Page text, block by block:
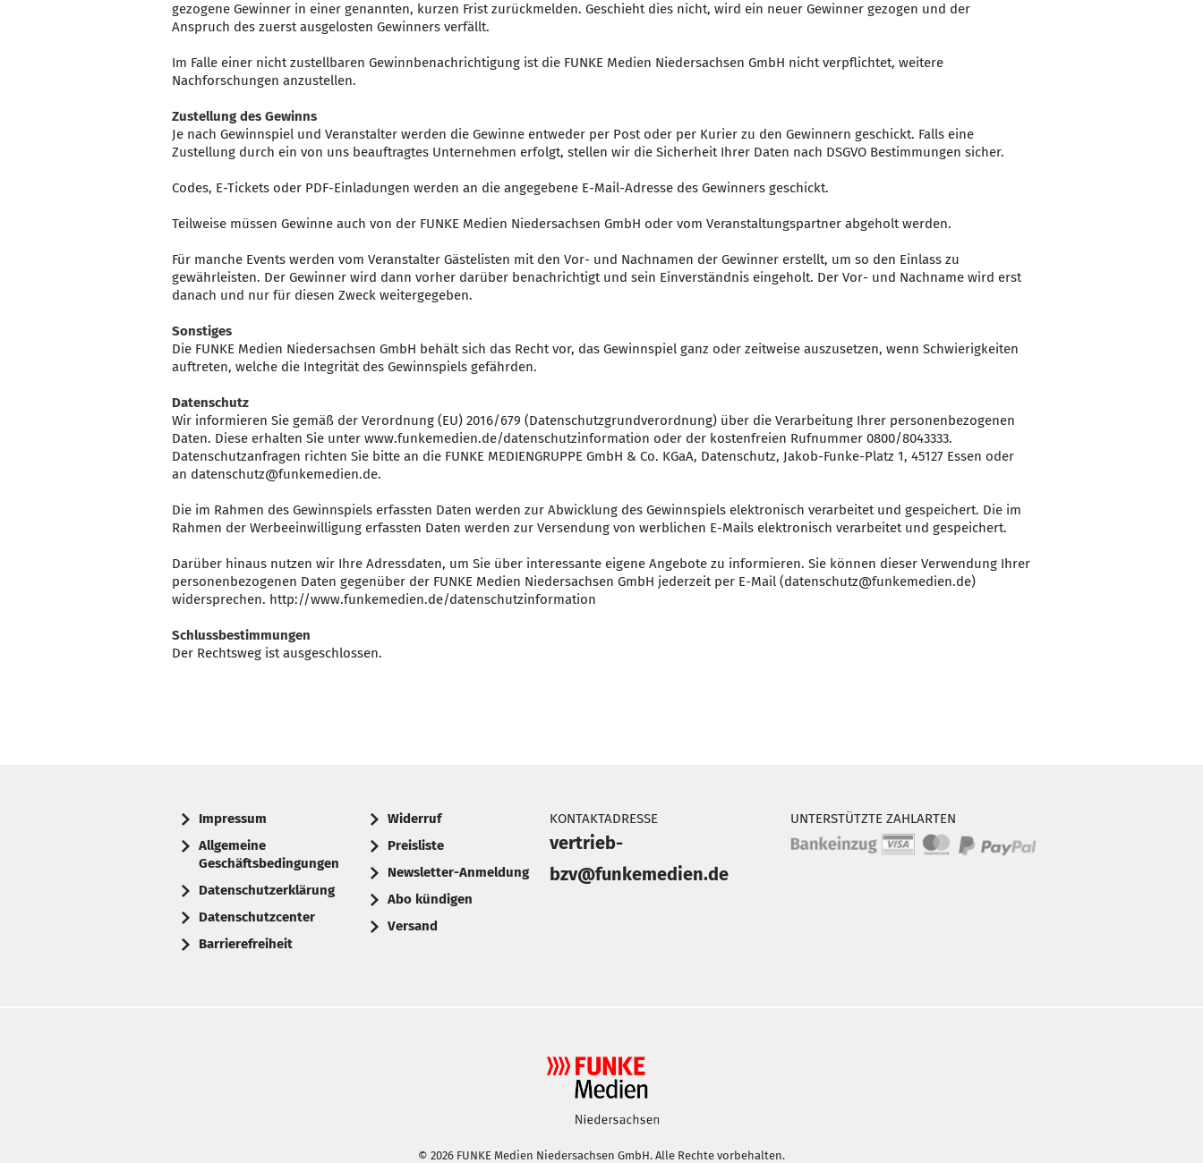
gezogene Gewinner in einer genannten, kurzen Frist zurückmelden. Geschieht dies nicht, wird ein neuer Gewinner gezogen und der
Anspruch des zuerst ausgelosten Gewinners verfällt.
Im Falle einer nicht zustellbaren Gewinnbenachrichtigung ist die FUNKE Medien Niedersachsen GmbH nicht verpflichtet, weitere
Nachforschungen anzustellen.
Zustellung des Gewinns
Je nach Gewinnspiel und Veranstalter werden die Gewinne entweder per Post oder per Kurier zu den Gewinnern geschickt. Falls eine
Zustellung durch ein von uns beauftragtes Unternehmen erfolgt, stellen wir die Sicherheit Ihrer Daten nach DSGVO Bestimmungen sicher.
Codes, E-Tickets oder PDF-Einladungen werden an die angegebene E-Mail-Adresse des Gewinners geschickt.
Teilweise müssen Gewinne auch von der FUNKE Medien Niedersachsen GmbH oder vom Veranstaltungspartner abgeholt werden.
Für manche Events werden vom Veranstalter Gästelisten mit den Vor- und Nachnamen der Gewinner erstellt, um so den Einlass zu
gewährleisten. Der Gewinner wird dann vorher darüber benachrichtigt und sein Einverständnis eingeholt. Der Vor- und Nachname wird erst
danach und nur für diesen Zweck weitergegeben.
Sonstiges
Die FUNKE Medien Niedersachsen GmbH behält sich das Recht vor, das Gewinnspiel ganz oder zeitweise auszusetzen, wenn Schwierigkeiten
auftreten, welche die Integrität des Gewinnspiels gefährden.
Datenschutz
Wir informieren Sie gemäß der Verordnung (EU) 2016/679 (Datenschutzgrundverordnung) über die Verarbeitung Ihrer personenbezogenen
Daten. Diese erhalten Sie unter www.funkemedien.de/datenschutzinformation oder der kostenfreien Rufnummer 0800/8043333.
Datenschutzanfragen richten Sie bitte an die FUNKE MEDIENGRUPPE GmbH & Co. KGaA, Datenschutz, Jakob-Funke-Platz 1, 45127 Essen oder
an datenschutz@funkemedien.de.
Die im Rahmen des Gewinnspiels erfassten Daten werden zur Abwicklung des Gewinnspiels elektronisch verarbeitet und gespeichert. Die im
Rahmen der Werbeeinwilligung erfassten Daten werden zur Versendung von werblichen E-Mails elektronisch verarbeitet und gespeichert.
Darüber hinaus nutzen wir Ihre Adressdaten, um Sie über interessante eigene Angebote zu informieren. Sie können dieser Verwendung Ihrer
personenbezogenen Daten gegenüber der FUNKE Medien Niedersachsen GmbH jederzeit per E-Mail (datenschutz@funkemedien.de)
widersprechen. http://www.funkemedien.de/datenschutzinformation
Schlussbestimmungen
Der Rechtsweg ist ausgeschlossen.
Impressum
Allgemeine
Geschäftsbedingungen
Datenschutzerklärung
Datenschutzcenter
Barrierefreiheit
Widerruf
Preisliste
Newsletter-Anmeldung
Abo kündigen
Versand
KONTAKTADRESSE
vertrieb-
bzv@funkemedien.de
UNTERSTÜTZTE ZAHLARTEN
© 2026 FUNKE Medien Niedersachsen GmbH. Alle Rechte vorbehalten.